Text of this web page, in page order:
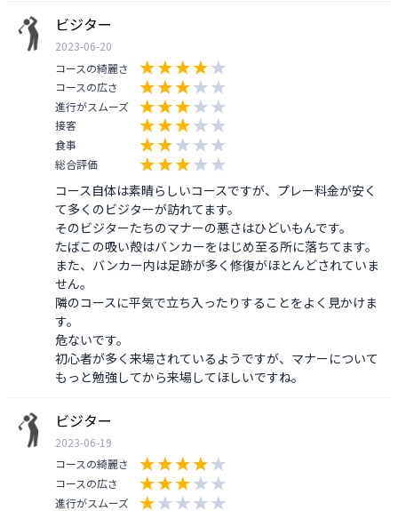
ビジター
2023-06-20
コースの綺麗さ
コースの広さ
進行がスムーズ
接客
食事
総合評価
コース自体は素晴らしいコースですが、プレー料金が安く
て多くのビジターが訪れてます。
そのビジターたちのマナーの悪さはひどいもんです。
たばこの吸い殻はバンカーをはじめ至る所に落ちてます。
また、バンカー内は足跡が多く修復がほとんどされていま
せん。
隣のコースに平気で立ち入ったりすることをよく見かけま
す。
危ないです。
初心者が多く来場されているようですが、マナーについて
もっと勉強してから来場してほしいですね。
ビジター
2023-06-19
コースの綺麗さ
コースの広さ
進行がスムーズ